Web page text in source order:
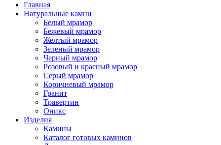
Главная
Натуральные камни
Белый мрамор
Бежевый мрамор
Желтый мрамор
Зеленый мрамор
Черный мрамор
Розовый и красный мрамор
Серый мрамор
Коричневый мрамор
Гранит
Травертин
Оникс
Изделия
Камины
Каталог готовых каминов